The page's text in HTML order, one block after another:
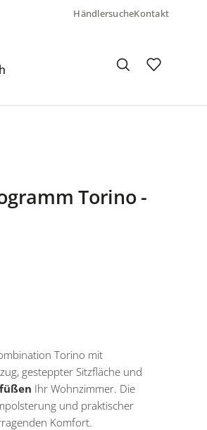
HändlersucheKontakt
Torino -
Torino mit
gesteppter Sitzfläche und
Ihr Wohnzimmer. Die
und praktischer
Komfort.